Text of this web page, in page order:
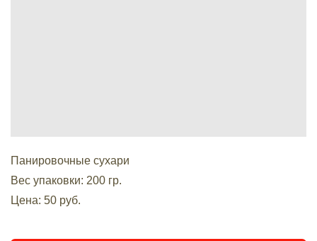
Панировочные сухари
Вес упаковки: 200 гр.
Цена: 50 руб.